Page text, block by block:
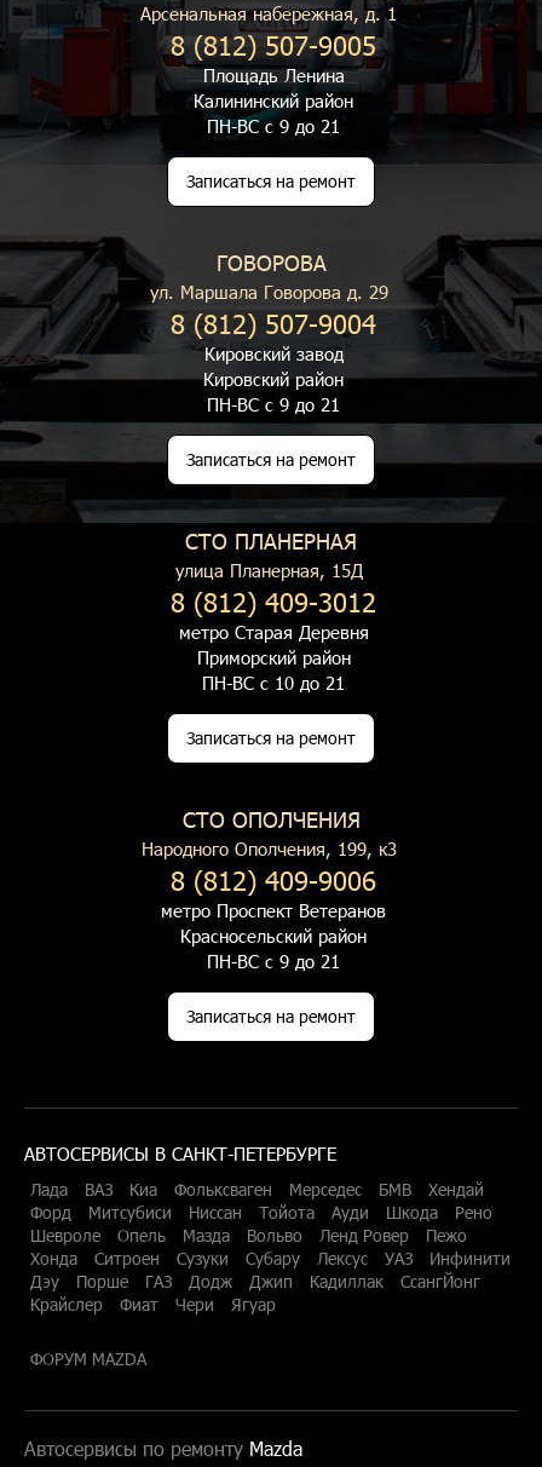
Арсенальная набережная, д. 1
8 (812) 507-9005
Площадь Ленина
Калининский район
ПН-ВС с 9 до 21
Записаться на ремонт
ГОВОРОВА
ул. Маршала Говорова д. 29
8 (812) 507-9004
Кировский завод
Кировский район
ПН-ВС с 9 до 21
Записаться на ремонт
СТО ПЛАНЕРНАЯ
улица Планерная, 15Д
8 (812) 409-3012
метро Старая Деревня
Приморский район
ПН-ВС с 10 до 21
Записаться на ремонт
СТО ОПОЛЧЕНИЯ
Народного Ополчения, 199, к3
8 (812) 409-9006
метро Проспект Ветеранов
Красносельский район
ПН-ВС с 9 до 21
Записаться на ремонт
АВТОСЕРВИСЫ В САНКТ-ПЕТЕРБУРГЕ
Лада ВАЗ Киа Фольксваген Мерседес БМВ
Хендай
Форд
Митсубиси Ниссан Тойота Ауди Шкода
Рено
Шевроле
Опель Мазда Вольво Ленд Ровер
Пежо
Хонда
Ситроен Сузуки Субару Лексус УАЗ
Инфинити
Дэу
Порше ГАЗ Додж Джип Кадиллак
СсангЙонг
Крайслер
Фиат Чери Ягуар
ФОРУМ MAZDA
Автосервисы по ремонту Mazda